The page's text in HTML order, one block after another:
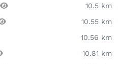
10.5 km
10.55 km
10.56 km
10.81 km